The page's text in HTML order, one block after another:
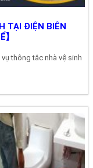
TẠI ĐIỆN BIÊN
thông tắc nhà vệ sinh